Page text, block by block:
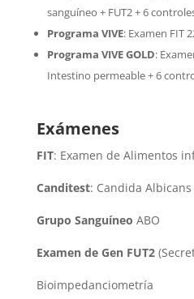
sanguíneo + FUT2 + 6
Programa VIVE: Examen FIT
Programa VIVE GOLD:
Intestino permeable + 6
Exámenes
FIT: Examen de Alimentos
Canditest: Candida
Grupo Sanguíneo ABO
Examen de Gen FUT2
Bioimpedanciometría